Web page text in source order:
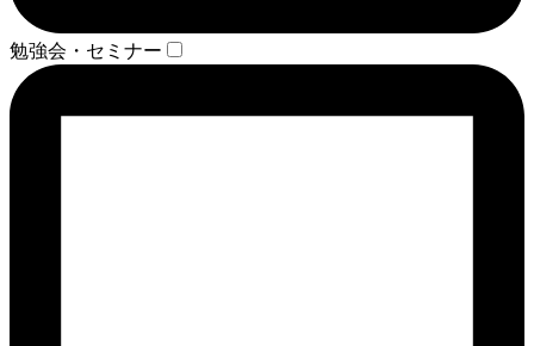
勉強会・セミナー